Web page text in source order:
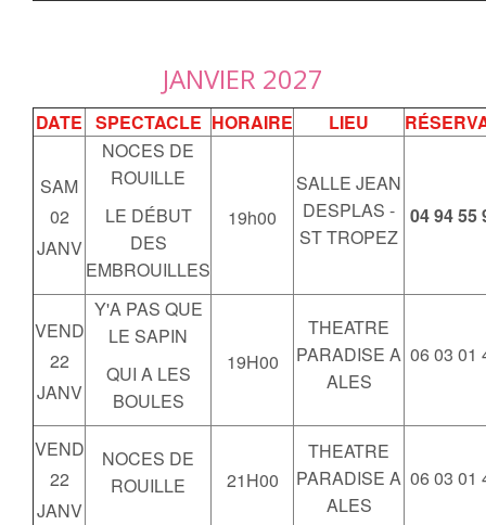
JANVIER 2027
DATE SPECTACLE HORAIRE LIEU
SAM
02
JANV
NOCES DE
ROUILLE
LE DÉBUT
DES
EMBROUILLES
19h00
SALLE JEAN
DESPLAS -
ST TROPEZ
04 94 55
VEND
22
JANV
Y'A PAS QUE
LE SAPIN
QUI A LES
BOULES
19H00
THEATRE
PARADISE A
ALES
06 03 01
VEND
22
JANV
NOCES DE
ROUILLE
21H00
THEATRE
PARADISE A
ALES
06 03 01